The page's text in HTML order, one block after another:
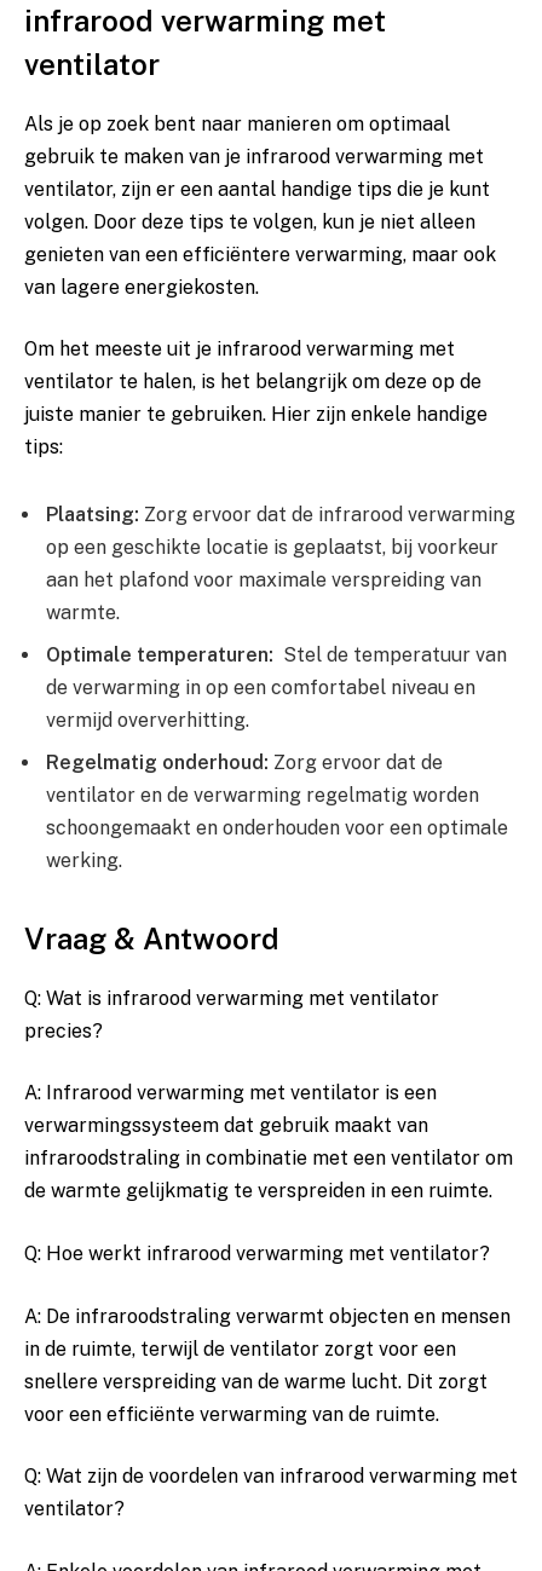
infrarood‍ verwarming ⁤met​
ventilator
Als‍ je op zoek bent naar manieren om‍ optimaal
gebruik‌ te maken‌ van je ‍infrarood verwarming met
ventilator, zijn er een‌ aantal handige tips die je⁢ kunt
volgen. Door deze tips te volgen, kun je niet ‍alleen
genieten ‍van een efficiëntere verwarming, maar ook​
van ⁤lagere energiekosten.
Om⁣ het meeste⁤ uit‍ je⁤ infrarood ⁢verwarming met⁤
ventilator​ te halen, is‍ het ‌belangrijk om deze op ⁢de
juiste manier ​te​ gebruiken.​ Hier zijn ‍enkele handige
‍tips:
Plaatsing: ‌Zorg ervoor ‌dat de infrarood‍ verwarming
op een geschikte‍ locatie is geplaatst,⁢ bij voorkeur
aan het plafond voor maximale verspreiding van
warmte.
Optimale temperaturen: ⁤ Stel​ de temperatuur van
⁣de verwarming in op een‌ comfortabel‍ niveau en
vermijd ‍oververhitting.
Regelmatig⁣ onderhoud: Zorg ⁢ervoor dat de⁤
ventilator‍ en de verwarming ‍regelmatig worden⁢
schoongemaakt⁢ en⁤ onderhouden voor een optimale
werking.
Vraag⁣ & Antwoord
Q:⁤ Wat is ‍infrarood verwarming met ventilator
precies?
A: Infrarood verwarming met​ ventilator‌ is een
verwarmingssysteem dat gebruik maakt van
infraroodstraling ⁤in combinatie met een ventilator om
⁢de‌ warmte gelijkmatig ​te‍ verspreiden in​ een⁢ ruimte.
Q: Hoe‍ werkt infrarood verwarming met ventilator?
A: De⁣ infraroodstraling ⁣verwarmt objecten en mensen
in de⁣ ruimte, terwijl de⁢ ventilator⁣ zorgt voor een‌
snellere ⁣verspreiding ‌van ​de warme lucht. Dit zorgt
voor ⁣een ⁢efficiënte verwarming van de ruimte.
Q:⁤ Wat zijn de voordelen van‌ infrarood verwarming met⁣
ventilator?